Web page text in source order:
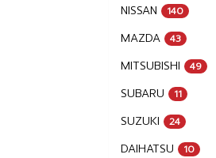
NISSAN 140
MAZDA 43
MITSUBISHI 49
SUBARU 11
SUZUKI 24
DAIHATSU 10